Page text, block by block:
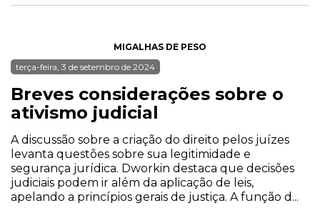
MIGALHAS DE PESO
terça-feira, 3 de setembro de 2024
Breves considerações sobre o
ativismo judicial
A discussão sobre a criação do direito pelos juízes
levanta questões sobre sua legitimidade e
segurança jurídica. Dworkin destaca que decisões
judiciais podem ir além da aplicação de leis,
apelando a princípios gerais de justiça. A função d...